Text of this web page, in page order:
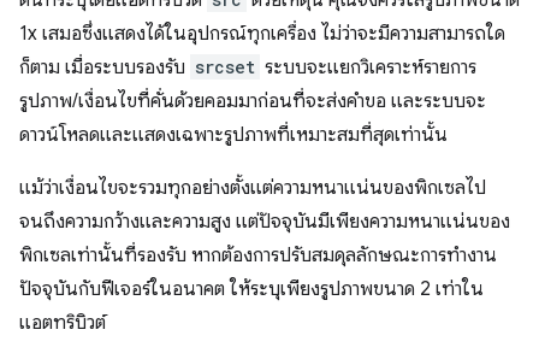
1x เสมอซึ่งแสดงได้ในอุปกรณ์ทุกเครื่อง ไม่ว่าจะมีความสามารถใด
ก็ตาม เมื่อระบบรองรับ srcset ระบบจะแยกวิเคราะห์รายการ
รูปภาพ/เงื่อนไขที่คั่นด้วยคอมมาก่อนที่จะส่งคำขอ และระบบจะ
ดาวน์โหลดและแสดงเฉพาะรูปภาพที่เหมาะสมที่สุดเท่านั้น
แม้ว่าเงื่อนไขจะรวมทุกอย่างตั้งแต่ความหนาแน่นของพิกเซลไป
จนถึงความกว้างและความสูง แต่ปัจจุบันมีเพียงความหนาแน่นของ
พิกเซลเท่านั้นที่รองรับ หากต้องการปรับสมดุลลักษณะการทำงาน
ปัจจุบันกับฟีเจอร์ในอนาคต ให้ระบุเพียงรูปภาพขนาด 2 เท่าใน
แอตทริบิวต์